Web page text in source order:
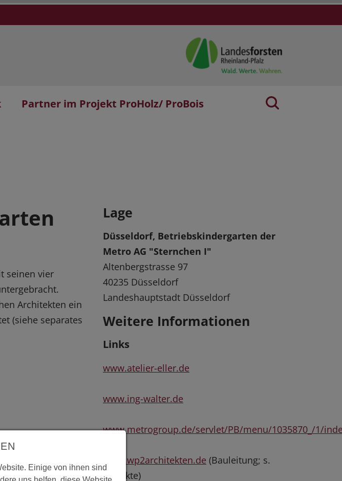
Partner im Projekt ProHolz/ ProBois
seinen vier
Architekten ein
(siehe separates
Lage
Düsseldorf, Betriebskindergarten der
Metro AG "Sternchen I"
Altenbergstrasse 97
40235 Düsseldorf
Landeshauptstadt Düsseldorf
Weitere Informationen
Links
www.atelier-eller.de
www.ing-walter.de
www.metrogroup.de/servlet/PB/menu/1035870_/1/
www.wp2architekten.de (Bauleitung; s.
Projekte)
Einige von ihnen sind